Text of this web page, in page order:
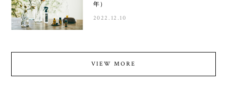
年）
2022.12.10
VIEW MORE